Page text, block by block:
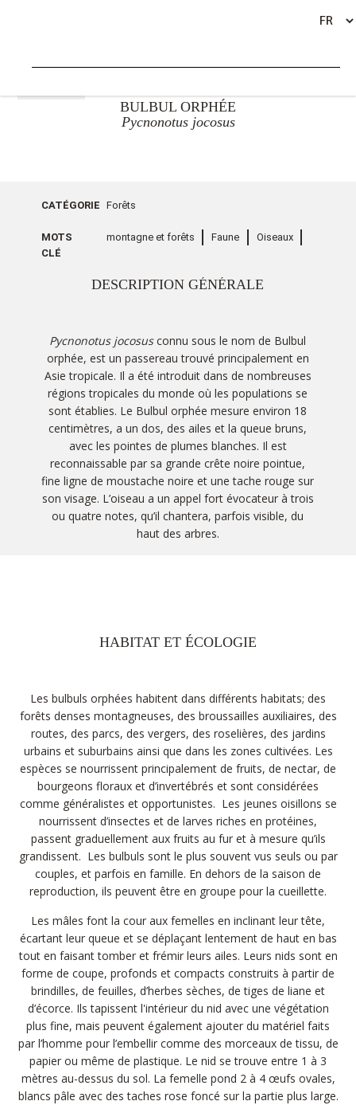
BULBUL ORPHÉE
Pycnonotus jocosus
CATÉGORIE Forêts
MOTS
CLÉ
montagne et forêts Faune Oiseaux
DESCRIPTION GÉNÉRALE
Pycnonotus jocosusconnu sous le nom de Bulbul
orphée, est un passereau trouvé principalement en
Asie tropicale. Il a été introduit dans de nombreuses
régions tropicales du monde où les populations se
sont établies. Le Bulbul orphée mesure environ 18
centimètres, a un dos, des ailes et la queue bruns,
avec les pointes de plumes blanches. Il est
reconnaissable par sa grande crête noire pointue,
fine ligne de moustache noire et une tache rouge sur
son visage. L’oiseau a un appel fort évocateur à trois
ou quatre notes, qu’il chantera, parfois visible, du
haut des arbres.
HABITAT ET ÉCOLOGIE
Les bulbuls orphées habitent dans différents habitats; des
forêts denses montagneuses, des broussailles auxiliaires, des
routes, des parcs, des vergers, des roselières, des jardins
urbains et suburbains ainsi que dans les zones cultivées. Les
espèces se nourrissent principalement de fruits, de nectar, de
bourgeons floraux et d’invertébrés et sont considérées
comme généralistes et opportunistes. Les jeunes oisillons se
nourrissent d’insectes et de larves riches en protéines,
passent graduellement aux fruits au fur et à mesure qu’ils
grandissent. Les bulbuls sont le plus souvent vus seuls ou par
couples, et parfois en famille. En dehors de la saison de
reproduction, ils peuvent être en groupe pour la cueillette.
Les mâles font la cour aux femelles en inclinant leur tête,
écartant leur queue et se déplaçant lentement de haut en bas
tout en faisant tomber et frémir leurs ailes. Leurs nids sont en
forme de coupe, profonds et compacts construits à partir de
brindilles, de feuilles, d’herbes sèches, de tiges de liane et
d’écorce. Ils tapissent l'intérieur du nid avec une végétation
plus fine, mais peuvent également ajouter du matériel faits
par l’homme pour l’embellir comme des morceaux de tissu, de
papier ou même de plastique. Le nid se trouve entre 1 à 3
mètres au-dessus du sol. La femelle pond 2 à 4 œufs ovales,
blancs pâle avec des taches rose foncé sur la partie plus large.